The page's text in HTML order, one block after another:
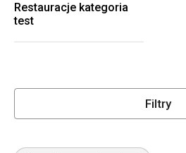
Restauracje kategoria
test
Filtry